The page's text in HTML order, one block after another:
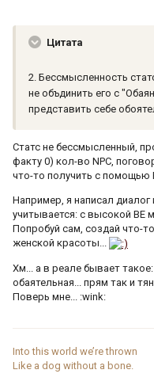
Цитата
2. Бессмысленность
не объдинить его с
представить себе
Статс не бессмысленный,
факту 0) кол-во NPC,
что-то получить с помощью
Например, я написал диалог
учитывается: с высокой BE
Попробуй сам, создай что-
женской красоты...
Хм... а в реале бывает
обаятельная... прям так и
Поверь мне... :wink:
Into this world we’re thrown
Like a dog without a bone.